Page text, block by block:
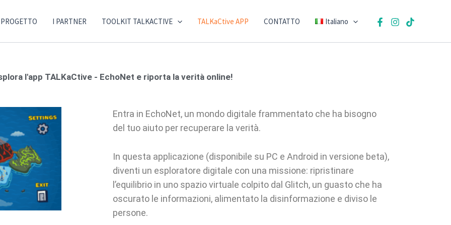
I PARTNER TOOLKIT TALKACTIVE TALKaCtive APP CONTATTO Italiano
l'app TALKaCtive - EchoNet e riporta la verità online!
Entra in EchoNet, un mondo digitale frammentato che ha bisogno
del tuo aiuto per recuperare la verità.
In questa applicazione (disponibile su PC e Android in versione beta),
diventi un esploratore digitale con una missione: ripristinare
l’equilibrio in uno spazio virtuale colpito dal Glitch, un guasto che ha
oscurato le informazioni, alimentato la disinformazione e diviso le
persone.